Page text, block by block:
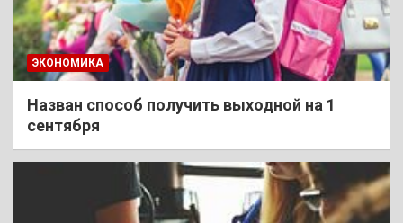
ЭКОНОМИКА
Назван способ получить выходной на 1
сентября